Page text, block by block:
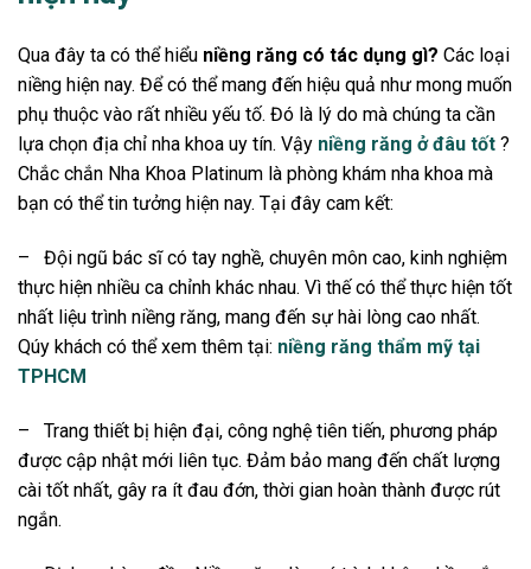
Qua đây ta có thể hiểu niềng răng có tác dụng gì? Các loại
niềng hiện nay. Để có thể mang đến hiệu quả như mong muốn
phụ thuộc vào rất nhiều yếu tố. Đó là lý do mà chúng ta cần
lựa chọn địa chỉ nha khoa uy tín. Vậy niềng răng ở đâu tốt ?
Chắc chắn Nha Khoa Platinum là phòng khám nha khoa mà
bạn có thể tin tưởng hiện nay. Tại đây cam kết:
– Đội ngũ bác sĩ có tay nghề, chuyên môn cao, kinh nghiệm
thực hiện nhiều ca chỉnh khác nhau. Vì thế có thể thực hiện tốt
nhất liệu trình niềng răng, mang đến sự hài lòng cao nhất.
Qúy khách có thể xem thêm tại: niềng răng thẩm mỹ tại
TPHCM
– Trang thiết bị hiện đại, công nghệ tiên tiến, phương pháp
được cập nhật mới liên tục. Đảm bảo mang đến chất lượng
cài tốt nhất, gây ra ít đau đớn, thời gian hoàn thành được rút
ngắn.